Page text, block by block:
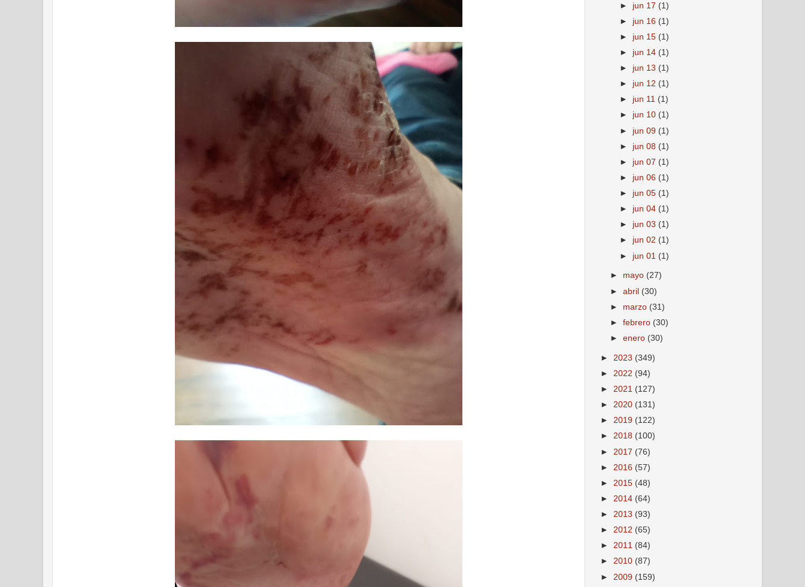
► jun 17 (1)
► jun 16 (1)
► jun 15 (1)
► jun 14 (1)
► jun 13 (1)
► jun 12 (1)
► jun 11 (1)
► jun 10 (1)
► jun 09 (1)
► jun 08 (1)
► jun 07 (1)
► jun 06 (1)
► jun 05 (1)
► jun 04 (1)
► jun 03 (1)
► jun 02 (1)
► jun 01 (1)
► mayo (27)
►abril (30)
► marzo (31)
►febrero (30)
►enero (30)
► 2023 (349)
► 2022 (94)
► 2021 (127)
► 2020 (131)
► 2019 (122)
► 2018 (100)
► 2017 (76)
► 2016 (57)
► 2015 (48)
► 2014 (64)
► 2013 (93)
► 2012 (65)
► 2011 (84)
► 2010 (87)
► 2009 (159)